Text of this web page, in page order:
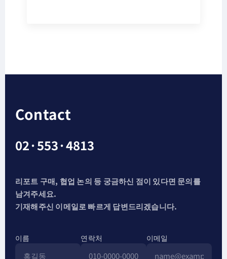
Contact
02·553·4813
리포트 구매, 협업 논의 등 궁금하신 점이 있다면 문의를
남겨주세요.
기재해주신 이메일로 빠르게 답변드리겠습니다.
이름 연락처 이메일